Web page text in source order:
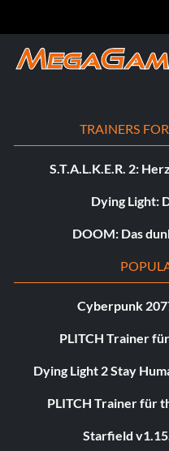
TRAINERS
S.T.A.L.K.E.R. 2:
Dying Light:
DOOM: Das
Cyberpunk
PLITCH Trainer
Dying Light 2 Stay
PLITCH Trainer für
Starfield